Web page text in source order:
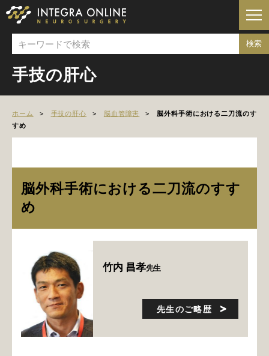
手技の肝心
ホーム 手技の肝心 脳血管障害
脳外科手術における二刀流のす
すめ
脳外科手術における二刀流のすす
め
竹内 昌孝先生
先生のご略歴